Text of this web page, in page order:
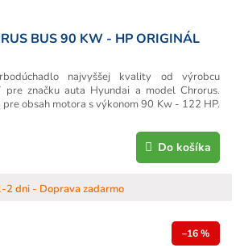
BUS 90 KW - HP ORIGINÁL
2 dni - Doprava zadarmo
Do košíka
najvyššej kvality od výrobcu
pre značku auta Hyundai a model Chrorus.
obsah motora s výkonom 90 Kw - 122 HP.
–16 %